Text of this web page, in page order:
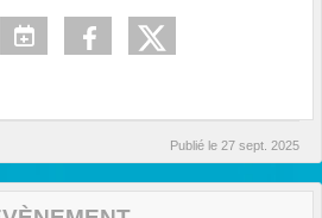
Publié le 27 sept. 2025